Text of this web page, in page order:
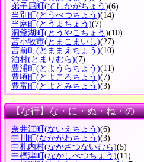
弟子屈町 (てしかがちょう)(6)
当別町 (とうべつちょう)(14)
当麻町 (とうまちょう)(7)
洞爺湖町 (とうやこちょう)(10)
苫小牧市(とまこまいし)(27)
苫前町 (とままえちょう)(10)
泊村(とまりむら)(7)
豊浦町 (とようらちょう)(11)
豊頃町 (とよころちょう)(7)
豊富町 (とよとみちょう)(3)
【な行】な・に・ぬ・ね・の
奈井江町 (ないえちょう)(6)
中川町 (なかがわちょう)(3)
中札内村(なかさつないむら)(5)
中標津町 (なかしべつちょう)(11)